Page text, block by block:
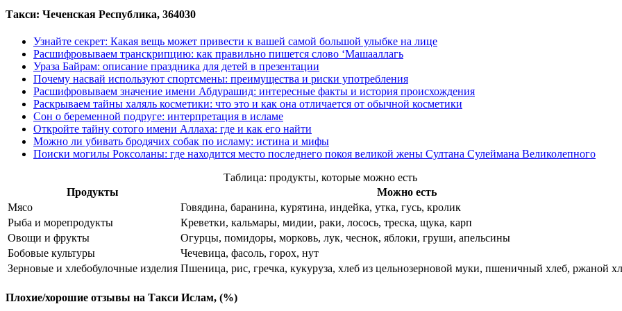
Такси: Чеченская Республика, 364030
Узнайте секрет: Какая вещь может привести к вашей самой большой улыбке на лице
Расшифровываем транскрипцию: как правильно пишется слово ‘Машааллагь
Ураза Байрам: описание праздника для детей в презентации
Почему насвай используют спортсмены: преимущества и риски употребления
Расшифровываем значение имени Абдурашид: интересные факты и история происхождения
Раскрываем тайны халяль косметики: что это и как она отличается от обычной косметики
Сон о беременной подруге: интерпретация в исламе
Откройте тайну сотого имени Аллаха: где и как его найти
Можно ли убивать бродячих собак по исламу: истина и мифы
Поиски могилы Роксоланы: где находится место последнего покоя великой жены Султана Сулеймана Великолепного
Таблица: продукты, которые можно есть
Продукты
Можно есть
Мясо
Говядина, баранина, курятина, индейка, утка, гусь, кролик
Рыба и морепродукты
Креветки, кальмары, мидии, раки, лосось, треска, щука, карп
Овощи и фрукты
Огурцы, помидоры, морковь, лук, чеснок, яблоки, груши, апельсины
Бобовые культуры
Чечевица, фасоль, горох, нут
Зерновые и хлебобулочные изделия Пшеница, рис, гречка, кукуруза, хлеб из цельнозерновой муки, пшеничный хлеб, ржаной
Плохие/хорошие отзывы на Такси Ислам, (%)